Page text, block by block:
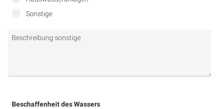
AQUAKULTUR & AQUARISTIK
PROZESS-/ KÜHLWASSER
MEHRSTRAHLERANLAGEN
MONTAGESET
Sonstige
Beschaffenheit des Wassers